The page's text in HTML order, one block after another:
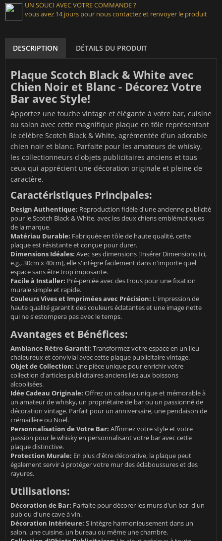
UN SOUCI AVEC VOTRE COMMANDE ?
vous avez 14 jours pour nous contactez et renvoyer le produit
DESCRIPTION DÉTAILS DU PRODUIT
Plaque Scotch Black & White avec
Chien Noir et Blanc - Décorez Votre
Bar avec Style!
Apportez une touche vintage et élégante à votre bar, cuisine
ou salon avec cette magnifique plaque en tôle représentant
le célèbre Scotch Black & White, agrémentée d'un adorable
chien noir et blanc. Parfaite pour les amateurs de whisky,
les collectionneurs d'objets publicitaires anciens et tous
ceux qui apprécient une décoration originale et pleine de
caractère.
Caractéristiques Principales:
Design Authentique: Reproduction fidèle d'une ancienne publicité
pour le Scotch Black & White, avec les deux chiens emblématiques
de la marque.
Matériau Durable: Fabriquée en tôle de haute qualité, cette
plaque est résistante et conçue pour durer.
Dimensions Idéales: Avec ses dimensions [Insérer Dimensions Ici,
e.g., 30cm x 40cm], elle s'intègre facilement dans n'importe quel
espace sans être trop imposante.
Facile à Installer: Pré-percée avec des trous pour une fixation
murale simple et rapide.
Couleurs Vives et Imprimées avec Précision: L'impression de
haute qualité garantit des couleurs éclatantes et une image nette
qui ne s'estompera pas avec le temps.
Avantages et Bénéfices:
Ambiance Rétro Garanti: Transformez votre espace en un lieu
chaleureux et convivial avec cette plaque publicitaire vintage.
Objet de Collection: Une pièce unique pour enrichir votre
collection d'articles publicitaires anciens liés aux boissons
alcoolisées.
Idée Cadeau Originale: Offrez un cadeau unique et mémorable à
un amateur de whisky, un propriétaire de bar ou un passionné de
décoration vintage. Parfait pour un anniversaire, une pendaison de
crémaillère ou Noël.
Personnalisation de Votre Bar: Affirmez votre style et votre
passion pour le whisky en personnalisant votre bar avec cette
plaque distinctive.
Protection Murale: En plus d'être décorative, la plaque peut
également servir à protéger votre mur des éclaboussures et des
rayures.
Utilisations:
Décoration de Bar: Parfaite pour décorer les murs d'un bar, d'un
pub ou d'une cave à vin.
Décoration Intérieure: S'intègre harmonieusement dans un
salon, une cuisine, un bureau ou même une chambre.